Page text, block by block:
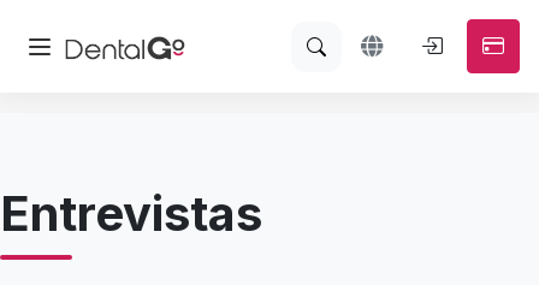
Entrevistas